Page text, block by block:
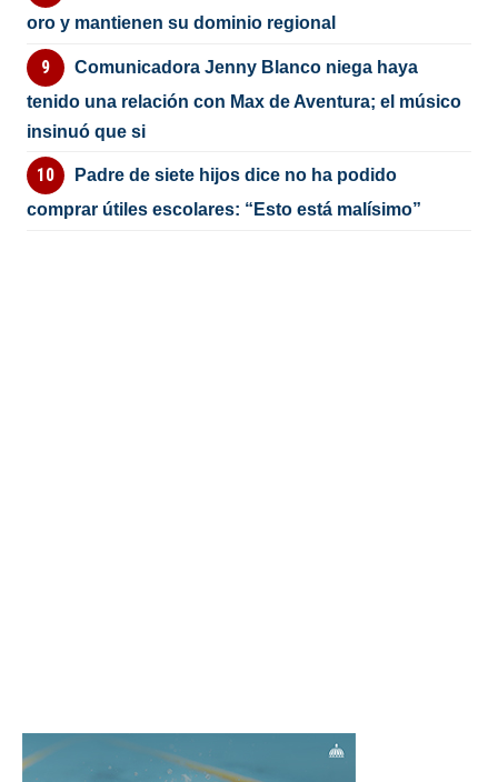
oro y mantienen su dominio regional
Comunicadora Jenny Blanco niega haya
tenido una relación con Max de Aventura; el músico
insinuó que si
Padre de siete hijos dice no ha podido
comprar útiles escolares: “Esto está malísimo”